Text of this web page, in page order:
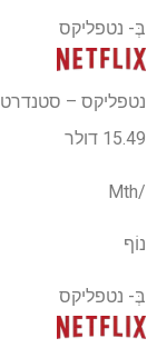
בְּ- נטפליקס
נטפליקס – סטנדרט
15.49 דולר
/Mth
נוֹף
בְּ- נטפליקס